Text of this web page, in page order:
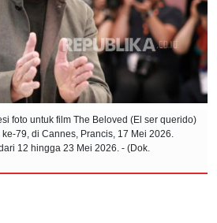
foto untuk film The Beloved (El ser querido)
79, di Cannes, Prancis, 17 Mei 2026.
12 hingga 23 Mei 2026. - (Dok.